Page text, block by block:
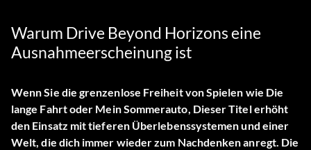
Warum Drive Beyond Horizons eine
Ausnahmeerscheinung ist
Wenn Sie die grenzenlose Freiheit von Spielen wie Die
lange Fahrtoder Mein Sommerauto, Dieser Titel erhöht
den Einsatz mit tieferen Überlebenssystemen und einer
Welt, die dich immer wieder zum Nachdenken anregt. Die